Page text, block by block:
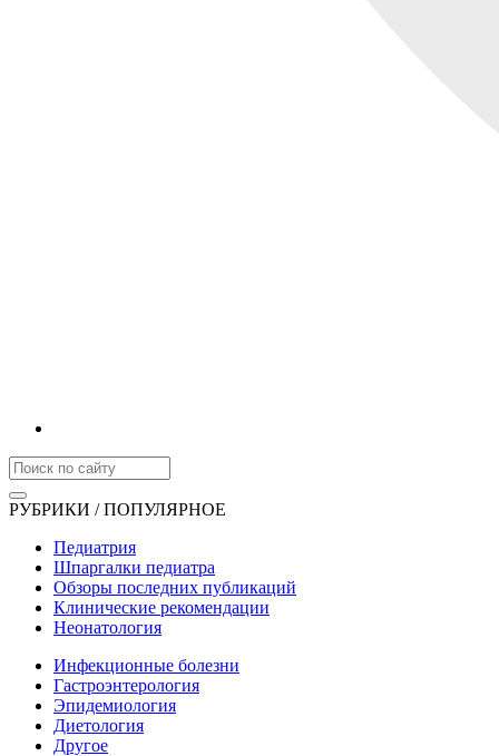
РУБРИКИ / ПОПУЛЯРНОЕ
Педиатрия
Шпаргалки педиатра
Обзоры последних публикаций
Клинические рекомендации
Неонатология
Инфекционные болезни
Гастроэнтерология
Эпидемиология
Диетология
Другое